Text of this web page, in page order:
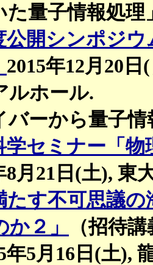
た量子情報処
公開シンポジ
2015年12月20
ルホール.
バーから量子
学セミナー「
8月21日(土), 東
たす不可思議
２」
（招待
年5月16日(土),